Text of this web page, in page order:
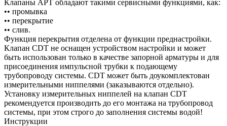
Клапаны APT обладают такими сервисными функциями, как:
•• промывка
•• перекрытие
•• слив.
Функция перекрытия отделена от функции преднастройки.
Клапан CDT не оснащен устройством настройки и может
быть использован только в качестве запорной арматуры и для
присоединения импульсной трубки к подающему
трубопроводу системы. CDT может быть доукомплектован
измерительными ниппелями (заказываются отдельно).
Установку измерительных ниппелей на клапан CDT
рекомендуется производить до его монтажа на трубопровод
системы, при этом строго до заполнения системы водой!
Инструкции